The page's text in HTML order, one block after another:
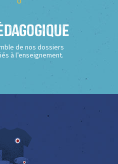
de nos dossiers
à l’enseignement.